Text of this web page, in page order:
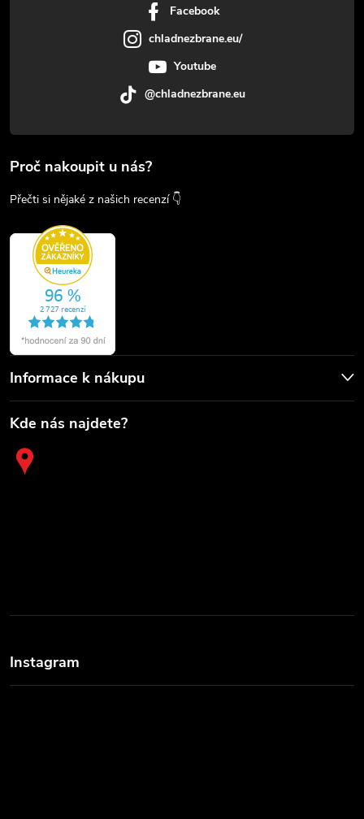
Facebook
chladnezbrane.eu/
Youtube
@chladnezbrane.eu
Proč nakoupit u nás?
Přečti si nějaké z našich recenzí 👇
Informace k nákupu
Kde nás najdete?
Instagram